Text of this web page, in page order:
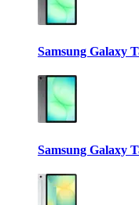
Samsung Galaxy
Samsung Galaxy